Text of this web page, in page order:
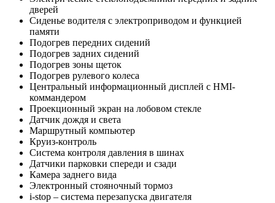
дверей
Сиденье водителя с электроприводом и функцией
памяти
Подогрев передних сидений
Подогрев задних сидений
Подогрев зоны щеток
Подогрев рулевого колеса
Центральный информационный дисплей с HMI-
коммандером
Проекционный экран на лобовом стекле
Датчик дождя и света
Маршрутный компьютер
Круиз-контроль
Cистема контроля давления в шинах
Датчики парковки спереди и сзади
Камера заднего вида
Электронный стояночный тормоз
i-stop – система перезапуска двигателя